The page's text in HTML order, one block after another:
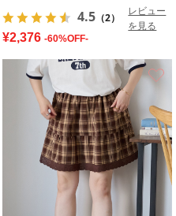
4.5 （2）
レビュー
を見る
¥2,376 -60%OFF-
お気に入り